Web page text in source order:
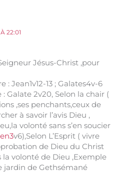
22:01
Jésus-Christ ,pour
: Jean1v12-13 ; Galates4v-6
Galate 2v20, Selon la chair (
,ses penchants,ceux de
à savoir l’avis Dieu ,
volonté sans s’en soucier
v6),Selon L’Esprit ( vivre
de Dieu du Christ
volonté de Dieu ,Exemple
jardin de Gethsémané